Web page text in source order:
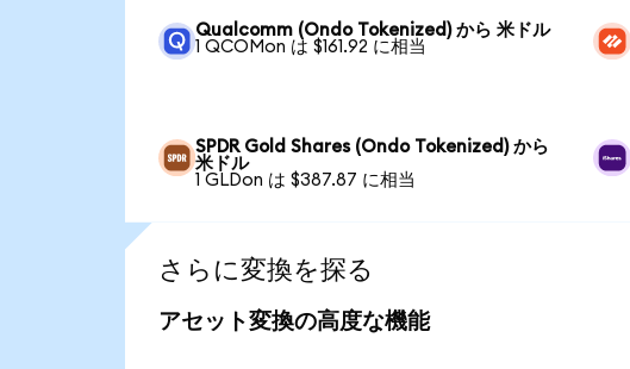
Qualcomm (Ondo Tokenized) から 米ドル
1 QCOMon は $161.92 に相当
SPDR Gold Shares (Ondo Tokenized) から
米ドル
1 GLDon は $387.87 に相当
さらに変換を探る
アセット変換の高度な機能